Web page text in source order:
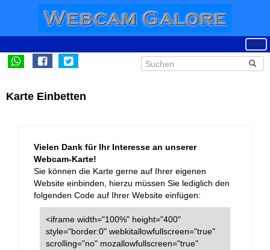
Karte Einbetten
Vielen Dank für Ihr Interesse an unserer
Webcam-Karte!
Sie können die Karte gerne auf Ihrer eigenen
Website einbinden, hierzu müssen Sie lediglich den
folgenden Code auf Ihrer Website einfügen:
<iframe width="100%" height="400"
style="border:0" webkitallowfullscreen="true"
scrolling="no" mozallowfullscreen="true"